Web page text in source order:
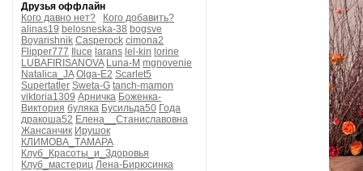
Друзья оффлайн
Кого давно нет?
Кого добавить?
alinas19 belosneska-38 bogsve
Boyarishnik Casperock cimona2
Flipper777
Iluce larans lel-kin lorine
LUBAFIRISANOVA Luna-M mgnovenie
Natalica_JA Olga-E2 Scarlet5
Supertatler Sweta-G tanch-mamon
viktoria1309 Арничка Боженка-
Виктория буляка Бусильда50 Года
дракоша52 Елена__Станиславовна
Жансанчик Ирушок
КЛИМОВА_ТАМАРА
Клуб_Красоты_и_Здоровья
Клуб_мастериц Лена-Бирюсинка